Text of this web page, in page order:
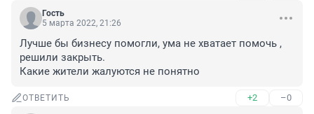
Гость
5 марта 2022, 21:26
Лучше бы бизнесу помогли, ума не хватает помочь ,
решили закрыть.
Какие жители жалуются не понятно
ОТВЕТИТЬ +2 –0